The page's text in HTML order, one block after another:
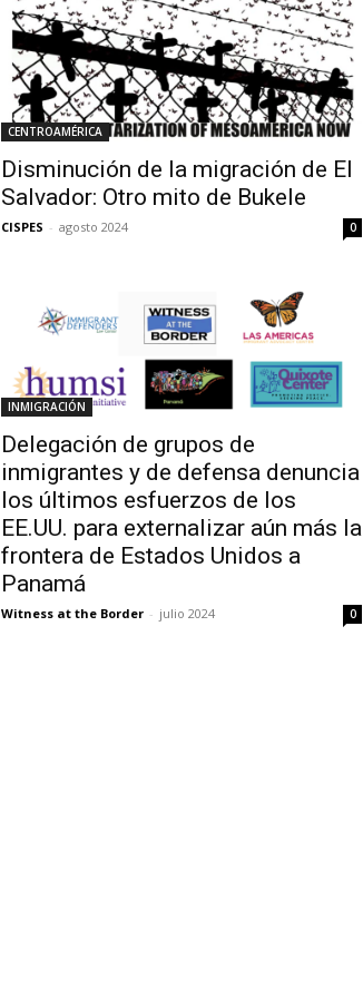
CENTROAMÉRICA
Disminución de la migración de El
Salvador: Otro mito de Bukele
CISPES - agosto 2024 0
INMIGRACIÓN
Delegación de grupos de
inmigrantes y de defensa denuncia
los últimos esfuerzos de los
EE.UU. para externalizar aún más la
frontera de Estados Unidos a
Panamá
Witness at the Border - julio 2024 0